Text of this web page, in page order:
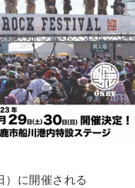
に開催される